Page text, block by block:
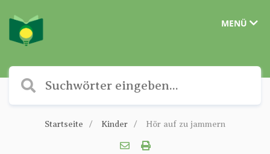
MENÜ
Startseite Kinder Hör auf zu jammern